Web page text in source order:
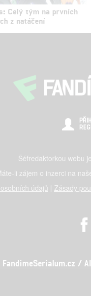
Celý tým na prvních
z natáčení
Šéfredaktorkou webu je
li zájem o inzerci na
údajů
Zásady
/